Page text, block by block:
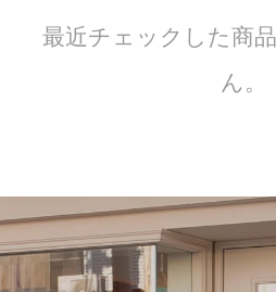
最近チェックした商
ん。